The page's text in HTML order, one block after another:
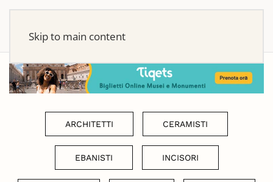
Skip to main content
ARCHITETTI CERAMISTI
EBANISTI INCISORI